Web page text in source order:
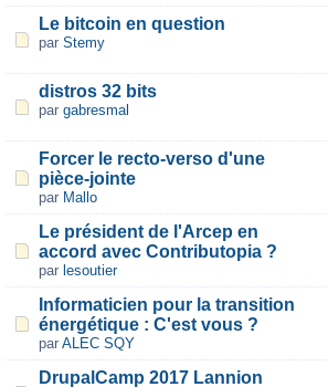
Le bitcoin en question
par Stemy
distros 32 bits
par gabresmal
Forcer le recto-verso d'une
pièce-jointe
par Mallo
Le président de l'Arcep en
accord avec Contributopia ?
par lesoutier
Informaticien pour la transition
énergétique : C'est vous ?
par ALEC SQY
DrupalCamp 2017 Lannion